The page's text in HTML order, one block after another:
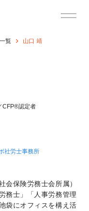
覧 山口 靖
CFP®認定者
会保険労務士会所属）
務士」「人事労務管理
袋にオフィスを構え活
社労士事務所